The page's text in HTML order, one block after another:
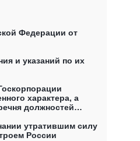
Федерации от
и указаний по их
характера, а
должностей
об имуществе
утратившим силу
России